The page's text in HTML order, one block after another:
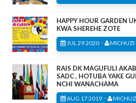
HAPPY HOUR GARDEN
KWA SHEREHE ZOTE
JUL 29 2020 - MICHUZI
RAIS DK MAGUFULI
SADC , HOTUBA YAKE
NCHI WANACHAMA
AUG 17 2019 -